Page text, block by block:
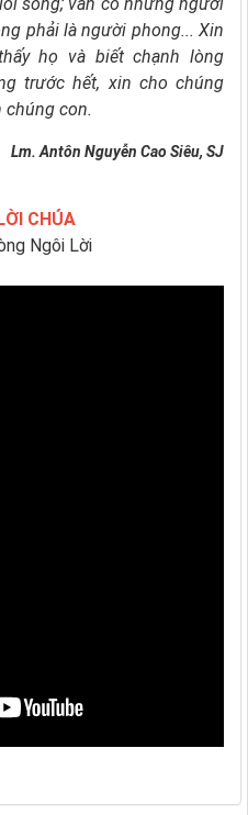
phải là người phong... Xin
họ và biết chạnh lòng
trước hết, xin cho chúng
chúng con.
Lm. Antôn Nguyễn Cao Siêu, SJ
CHÚA
Ngôi Lời